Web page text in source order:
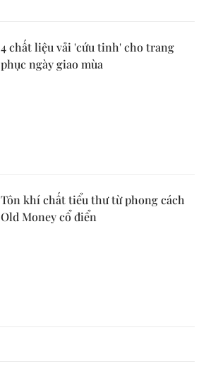
4 chất liệu vải 'cứu tinh' cho trang
phục ngày giao mùa
Tôn khí chất tiểu thư từ phong cách
Old Money cổ điển